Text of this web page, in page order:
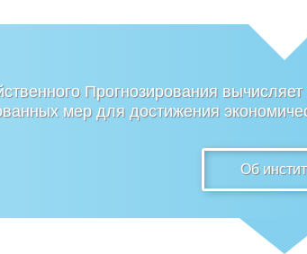
Прогнозирования
мер для достижения
Об